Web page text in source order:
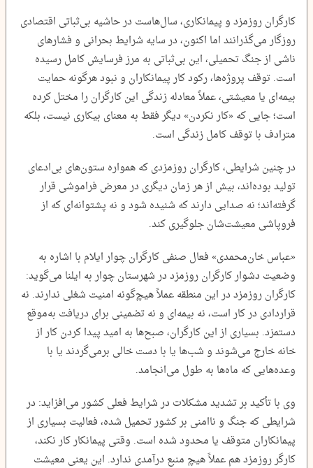
کارگران روزمزد و پیمانکاری، سال‌هاست در حاشیه بی‌ثباتی اقتصادی
روزگار می‌گذرانند اما اکنون، در سایه شرایط بحرانی و فشارهای
ناشی از جنگ تحمیلی، این بی‌ثباتی به مرز فرسایش کامل رسیده
است. توقف پروژه‌ها، رکود کار پیمانکاران و نبود هرگونه حمایت
بیمه‌ای یا معیشتی، عملاً معادله زندگی این کارگران را مختل کرده
است؛ جایی که «کار نکردن» دیگر فقط به معنای بیکاری نیست، بلکه
مترادف با توقف کامل زندگی است.
در چنین شرایطی، کارگران روزمزدی که همواره ستون‌های بی‌ادعای
تولید بوده‌اند، بیش از هر زمان دیگری در معرض فراموشی قرار
گرفته‌اند؛ نه صدایی دارند که شنیده شود و نه پشتوانه‌ای که از
فروپاشی معیشت‌شان جلوگیری کند.
«عباس خان‌محمدی» فعال صنفی کارگران چوار ایلام با اشاره به
وضعیت دشوار کارگران روزمزد در شهرستان چوار به ایلنا می‌گوید:
کارگران روزمزد در این منطقه عملاً هیچ‌گونه امنیت شغلی ندارند. نه
قراردادی در کار است، نه بیمه‌ای و نه تضمینی برای دریافت به‌موقع
دستمزد. بسیاری از این کارگران، صبح‌ها به امید پیدا کردن کار از
خانه خارج می‌شوند و شب‌ها یا با دست خالی برمی‌گردند یا با
وعده‌هایی که ماه‌ها به طول می‌انجامد.
وی با تأکید بر تشدید مشکلات در شرایط فعلی کشور می‌افزاید: در
شرایطی که جنگ و ناامنی بر کشور تحمیل شده، فعالیت بسیاری از
پیمانکاران متوقف یا محدود شده است. وقتی پیمانکار کار نکند،
کارگر روزمزد هم عملاً هیچ منبع درآمدی ندارد. این یعنی معیشت